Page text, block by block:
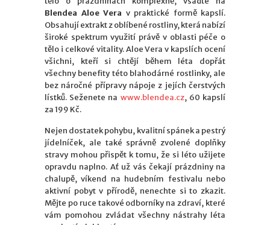
Blendea Aloe Vera v praktické formě kapslí.
Obsahují extrakt z oblíbené rostliny, která nabízí
široké spektrum využití právě v oblasti péče o
tělo i celkové vitality. Aloe Vera v kapslích ocení
všichni, kteří si chtějí během léta dopřát
všechny benefity této blahodárné rostlinky, ale
bez náročné přípravy nápoje z jejích čerstvých
lístků. Seženete na www.blendea.cz, 60 kapslí
za 199 Kč.
Nejen dostatek pohybu, kvalitní spánek a pestrý
jídelníček, ale také správně zvolené doplňky
stravy mohou přispět k tomu, že si léto užijete
opravdu naplno. Ať už vás čekají prázdniny na
chalupě, víkend na hudebním festivalu nebo
aktivní pobyt v přírodě, nenechte si to zkazit.
Mějte po ruce takové odborníky na zdraví, které
vám pomohou zvládat všechny nástrahy léta